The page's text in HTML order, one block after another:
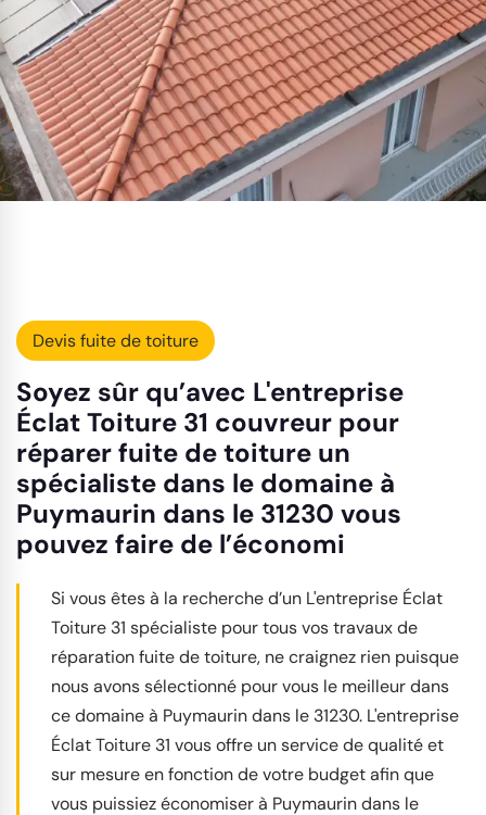
Devis fuite de toiture
Soyez sûr qu’avec L'entreprise
Éclat Toiture 31 couvreur pour
réparer fuite de toiture un
spécialiste dans le domaine à
Puymaurin dans le 31230 vous
pouvez faire de l’économi
Si vous êtes à la recherche d’un L'entreprise Éclat
Toiture 31 spécialiste pour tous vos travaux de
réparation fuite de toiture, ne craignez rien puisque
nous avons sélectionné pour vous le meilleur dans
ce domaine à Puymaurin dans le 31230. L'entreprise
Éclat Toiture 31 vous offre un service de qualité et
sur mesure en fonction de votre budget afin que
vous puissiez économiser à Puymaurin dans le